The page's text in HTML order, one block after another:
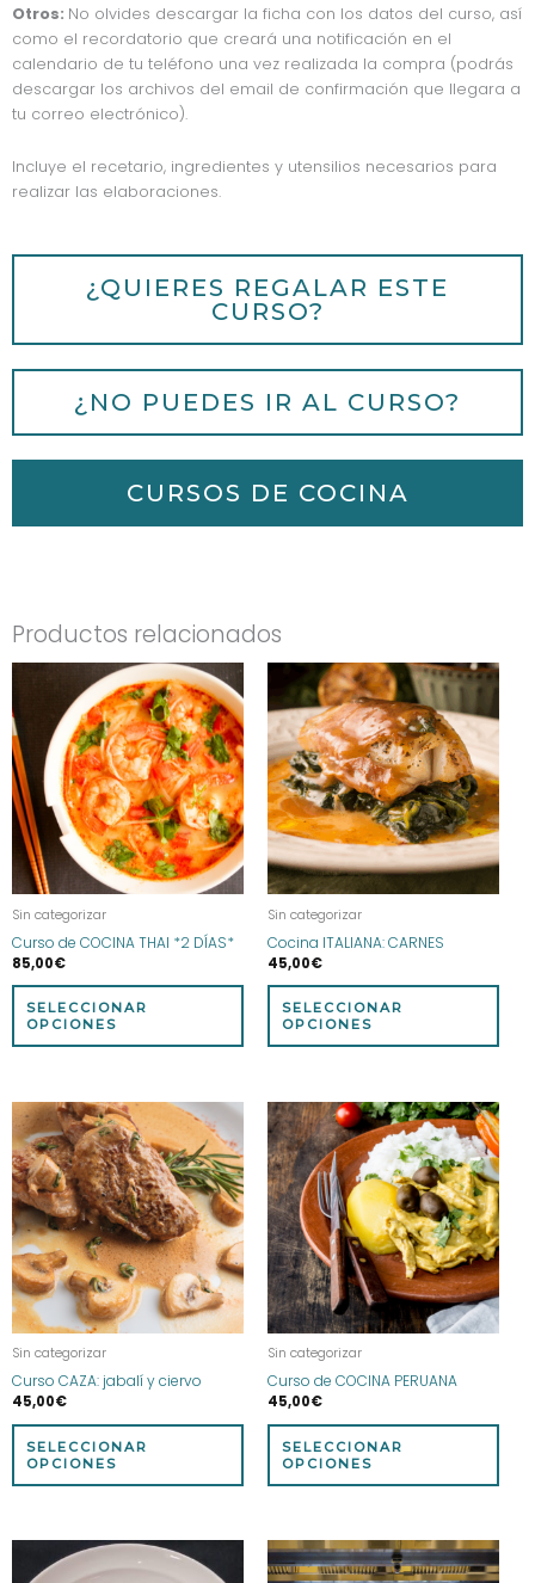
Otros: No olvides descargar la ficha con los datos del curso, así
como el recordatorio que creará una notificación en el
calendario de tu teléfono una vez realizada la compra (podrás
descargar los archivos del email de confirmación que llegara a
tu correo electrónico).
Incluye el recetario, ingredientes y utensilios necesarios para
realizar las elaboraciones.
¿QUIERES REGALAR ESTE
CURSO?
¿NO PUEDES IR AL CURSO?
CURSOS DE COCINA
Productos relacionados
Sin categorizar
Curso de COCINA THAI *2 DÍAS*
85,00€
SELECCIONAR
OPCIONES
producto
tiene
múltiples
variantes.
Las
opciones
se
pueden
elegir
página
producto
Sin categorizar
Cocina ITALIANA: CARNES
45,00€
SELECCIONAR
OPCIONES
Este
Las
Sin categorizar
Curso CAZA: jabalí y ciervo
45,00€
SELECCIONAR
OPCIONES
Este
producto
tiene
múltiples
variantes.
Las
opciones
se
pueden
elegir
página
producto
Sin categorizar
Curso de COCINA PERUANA
45,00€
SELECCIONAR
OPCIONES
Este
Las
se
Este
producto